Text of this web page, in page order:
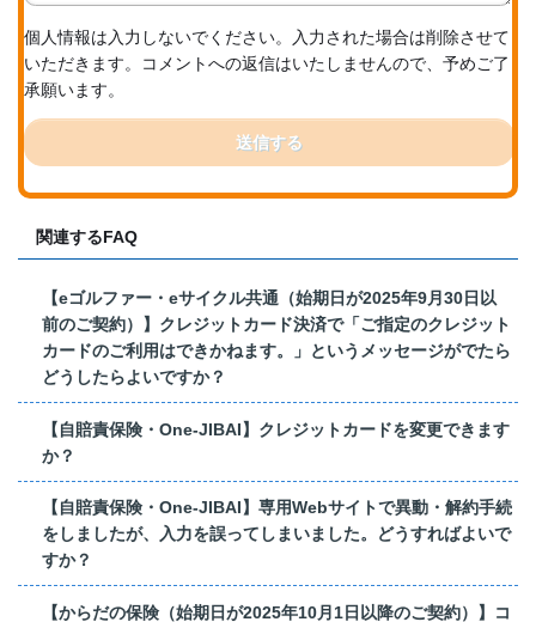
個人情報は入力しないでください。入力された場合は削除させて
いただきます。コメントへの返信はいたしませんので、予めご了
承願います。
送信する
関連するFAQ
【eゴルファー・eサイクル共通（始期日が2025年9月30日以
前のご契約）】クレジットカード決済で「ご指定のクレジット
カードのご利用はできかねます。」というメッセージがでたら
どうしたらよいですか？
【自賠責保険・One-JIBAI】クレジットカードを変更できます
か？
【自賠責保険・One-JIBAI】専用Webサイトで異動・解約手続
をしましたが、入力を誤ってしまいました。どうすればよいで
すか？
【からだの保険（始期日が2025年10月1日以降のご契約）】コ